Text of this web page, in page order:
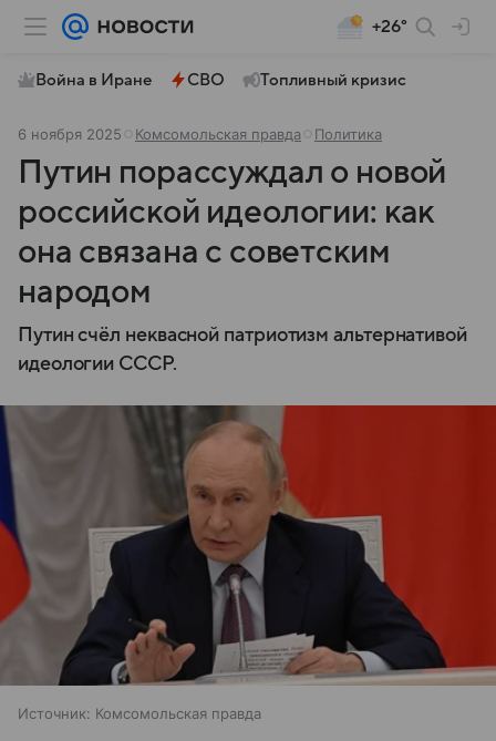
+26°
Война в Иране СВО Топливный кризис
6 ноября 2025 Комсомольская правда Политика
Путин порассуждал о новой
российской идеологии: как
она связана с советским
народом
Путин счёл неквасной патриотизм альтернативой
идеологии СССР.
Источник: Комсомольская правда